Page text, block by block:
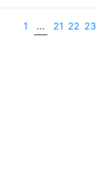
1 ... 21 22 23